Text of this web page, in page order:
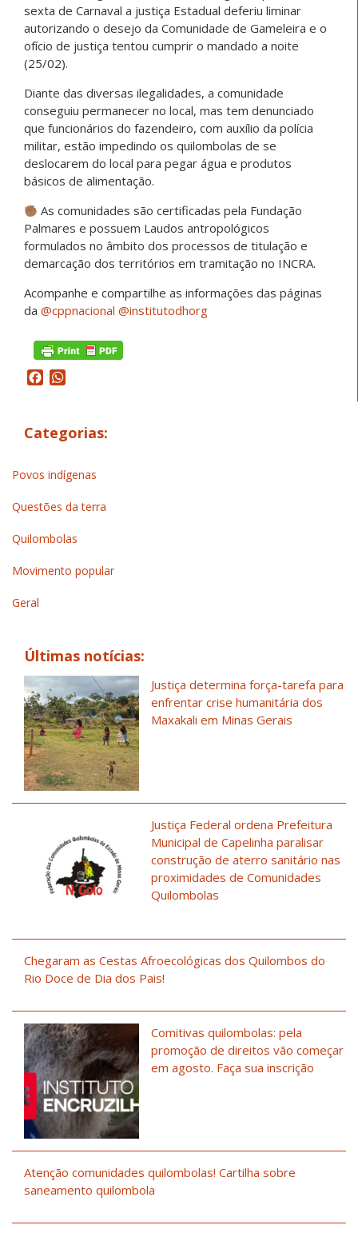
sexta de Carnaval a justiça Estadual deferiu liminar
autorizando o desejo da Comunidade de Gameleira e o
ofício de justiça tentou cumprir o mandado a noite
(25/02).
Diante das diversas ilegalidades, a comunidade
conseguiu permanecer no local, mas tem denunciado
que funcionários do fazendeiro, com auxílio da polícia
militar, estão impedindo os quilombolas de se
deslocarem do local para pegar água e produtos
básicos de alimentação.
As comunidades são certificadas pela Fundação
Palmares e possuem Laudos antropológicos
formulados no âmbito dos processos de titulação e
demarcação dos territórios em tramitação no INCRA.
Acompanhe e compartilhe as informações das páginas
da @cppnacional @institutodhorg
Facebook
Categorias:
Povos indígenas
Questões da terra
Quilombolas
Movimento popular
Geral
Últimas notícias:
Justiça determina força-tarefa para
enfrentar crise humanitária dos
Maxakali em Minas Gerais
Justiça Federal ordena Prefeitura
Municipal de Capelinha paralisar
construção de aterro sanitário nas
proximidades de Comunidades
Quilombolas
Chegaram as Cestas Afroecológicas dos Quilombos do
Rio Doce de Dia dos Pais!
Comitivas quilombolas: pela
promoção de direitos vão começar
em agosto. Faça sua inscrição
Atenção comunidades quilombolas! Cartilha sobre
saneamento quilombola